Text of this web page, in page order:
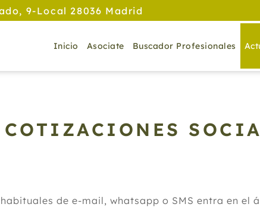
9-Local 28036 Madrid
Inicio Asociate Buscador Profesionales
de e-mail, whatsapp o SMS entra en el